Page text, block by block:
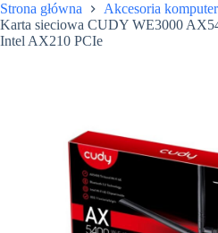
Strona główna
Akcesoria
Karta sieciowa CUDY WE3000
Intel AX210 PCIe